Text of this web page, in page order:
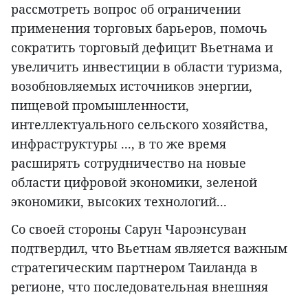
рассмотреть вопрос об ограничении
применения торговых барьеров, помочь
сократить торговый дефицит Вьетнама и
увеличить инвестиции в области туризма,
возобновляемых источников энергии,
пищевой промышленности,
интеллектуального сельского хозяйства,
инфраструктуры ..., в то же время
расширять сотрудничество на новые
области цифровой экономики, зеленой
экономики, высоких технологий...
Со своей стороны Сарун Чароэнсуван
подтвердил, что Вьетнам является важным
стратегическим партнером Таиланда в
регионе, что последовательная внешняя